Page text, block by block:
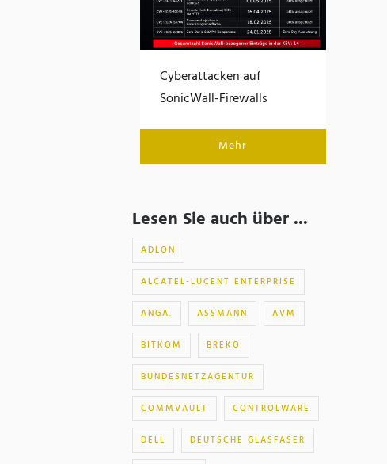
Cyberattacken auf
SonicWall-Firewalls
Mehr
Lesen Sie auch über ...
ADLON
ALCATEL-LUCENT ENTERPRISE
ANGA. ASSMANN AVM
BITKOM BREKO
BUNDESNETZAGENTUR
COMMVAULT CONTROLWARE
DELL DEUTSCHE GLASFASER